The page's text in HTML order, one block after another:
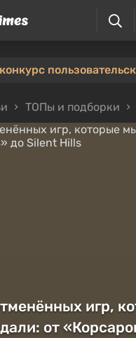
ТОПы и подборки
игр,
от